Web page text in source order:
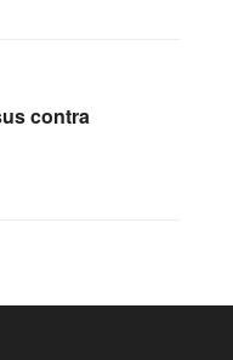
contra